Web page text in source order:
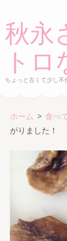
テ
へ
秋永
トロ
ちょっと古くて少し不
ホーム > 食べ
がりました！